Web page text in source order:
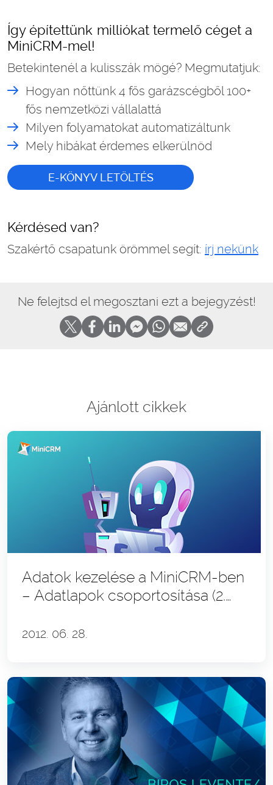
Így építettünk milliókat termelő céget a
MiniCRM-mel!
Betekintenél a kulisszák mögé? Megmutatjuk:
Hogyan nőttünk 4 fős garázscégből 100+
fős nemzetközi vállalattá
Milyen folyamatokat automatizáltunk
Mely hibákat érdemes elkerülnöd
E-KÖNYV LETÖLTÉS
Kérdésed van?
Szakértő csapatunk örömmel segít: írj nekünk
Ne felejtsd el megosztani ezt a bejegyzést!
Ajánlott cikkek
Adatok kezelése a MiniCRM-ben
– Adatlapok csoportosítása (2.
2012. 06. 28.